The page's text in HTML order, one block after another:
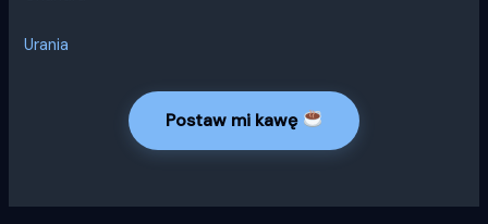
Urania
Postaw mi kawę